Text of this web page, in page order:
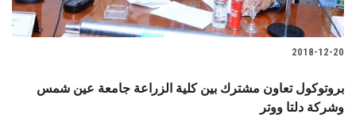
2018-12-20
بروتوكول تعاون مشترك بين كلية الزراعة جامعة عين شمس
وشركة دلتا ووتر